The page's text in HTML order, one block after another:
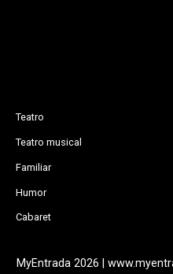
Teatro
Teatro musical
Familiar
Humor
Cabaret
MyEntrada 2026 |